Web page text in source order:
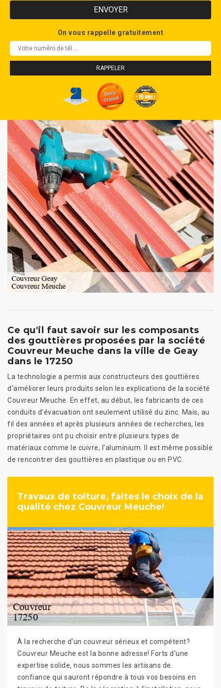
On vous rappelle gratuitement
Ce qu'il faut savoir sur les composants
des gouttières proposées par la société
Couvreur Meuche dans la ville de Geay
dans le 17250
La technologie a permis aux constructeurs des gouttières
d'améliorer leurs produits selon les explications de la société
Couvreur Meuche. En effet, au début, les fabricants de ces
conduits d'évacuation ont seulement utilisé du zinc. Mais, au
fil des années et après plusieurs années de recherches, les
propriétaires ont pu choisir entre plusieurs types de
matériaux comme le cuivre, l'aluminium. Il est même possible
de rencontrer des gouttières en plastique ou en PVC.
Travaux de toiture, faites le choix de la
qualité chez Couvreur Meuche!
À la recherche d'un couvreur sérieux et compétent?
Couvreur Meuche est la bonne adresse! Forts d'une
expertise solide, nous sommes les artisans de
confiance qui sauront répondre à tous vos besoins en